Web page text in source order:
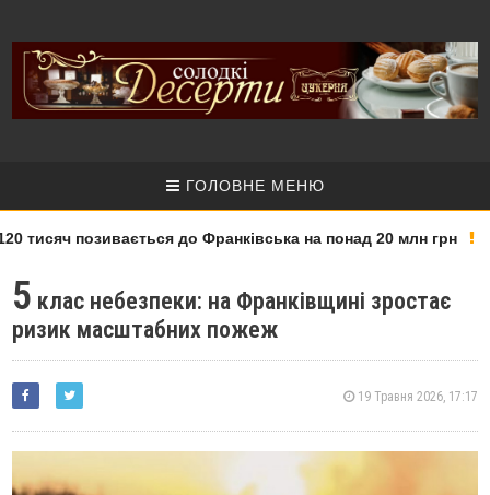
ГОЛОВНЕ МЕНЮ
позивається до Франківська на понад 20 млн грн
5 клас небезпеки: на Франківщині зростає
ризик масштабних пожеж
19 Травня 2026, 17:17